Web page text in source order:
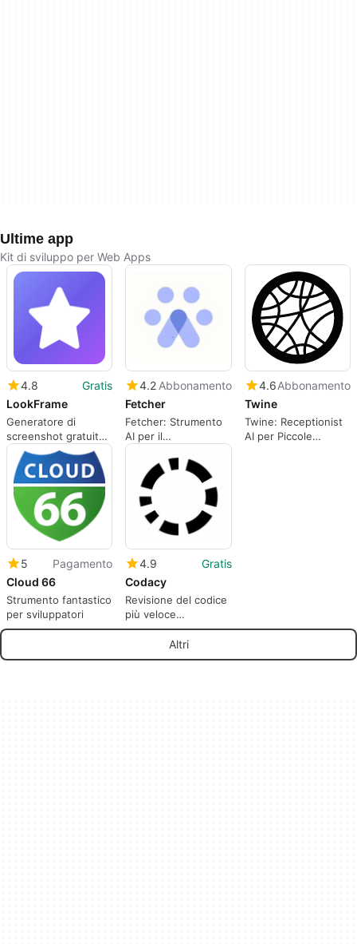
Ultime app
Kit di sviluppo per Web Apps
4.8
Gratis
LookFrame
Generatore di
screenshot gratuito
per App Store e
Google Play
4.2 Abbonamento
Fetcher
Fetcher: Strumento
AI per il
reclutamento
efficace
4.6Abbonamento
Twine
Twine: Receptionist
AI per Piccole
5
Pagamento
Cloud 66
Strumento fantastico
per sviluppatori
4.9
Gratis
Codacy
Revisione del codice
più veloce
gratuitamente
Altri